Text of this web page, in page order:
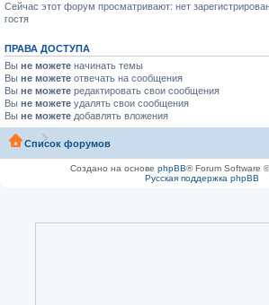
Сейчас этот форум просматривают: нет
гостя
ПРАВА ДОСТУПА
Вы не можете начинать темы
Вы не можете отвечать на сообщения
Вы не можете редактировать свои сообщения
Вы не можете удалять свои сообщения
Вы не можете добавлять вложения
Список форумов
Создано на основе phpBB® Forum Software
Русская поддержка phpBB